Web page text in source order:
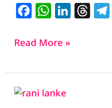
F
c
b
o
W
at
A
p
Li
dI
T
d
Read More »
Rani